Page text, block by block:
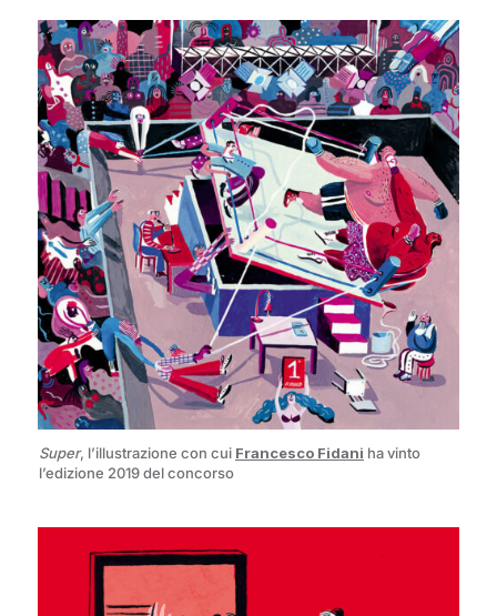
Super, l’illustrazione con cui Francesco Fidani ha vinto
l’edizione 2019 del concorso